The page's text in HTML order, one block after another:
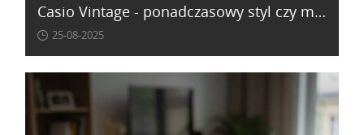
Casio Vintage - ponadczasowy styl czy modny gadżet?
25-08-2025